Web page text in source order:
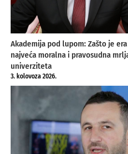
Akademija pod lupom: Zašto je
najveća moralna i pravosudna
univerziteta
3. kolovoza 2026.